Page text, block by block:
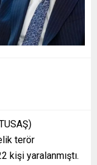
terör
kişi yaralanmıştı.